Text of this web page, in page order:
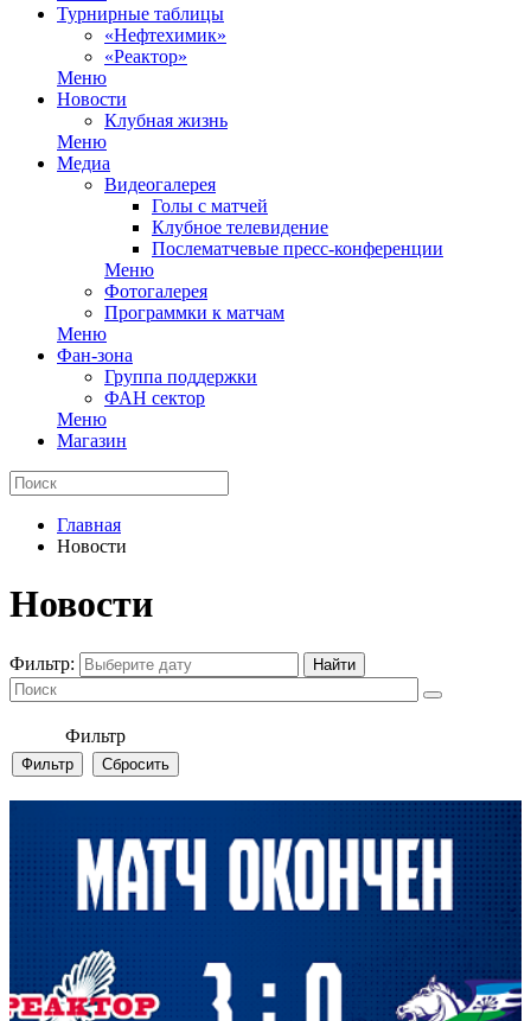
Турнирные таблицы
«Нефтехимик»
«Реактор»
Меню
Новости
Клубная жизнь
Меню
Медиа
Видеогалерея
Голы с матчей
Клубное телевидение
Послематчевые пресс-конференции
Меню
Фотогалерея
Программки к матчам
Меню
Фан-зона
Группа поддержки
ФАН сектор
Меню
Магазин
Главная
Новости
Новости
Фильтр:
Фильтр